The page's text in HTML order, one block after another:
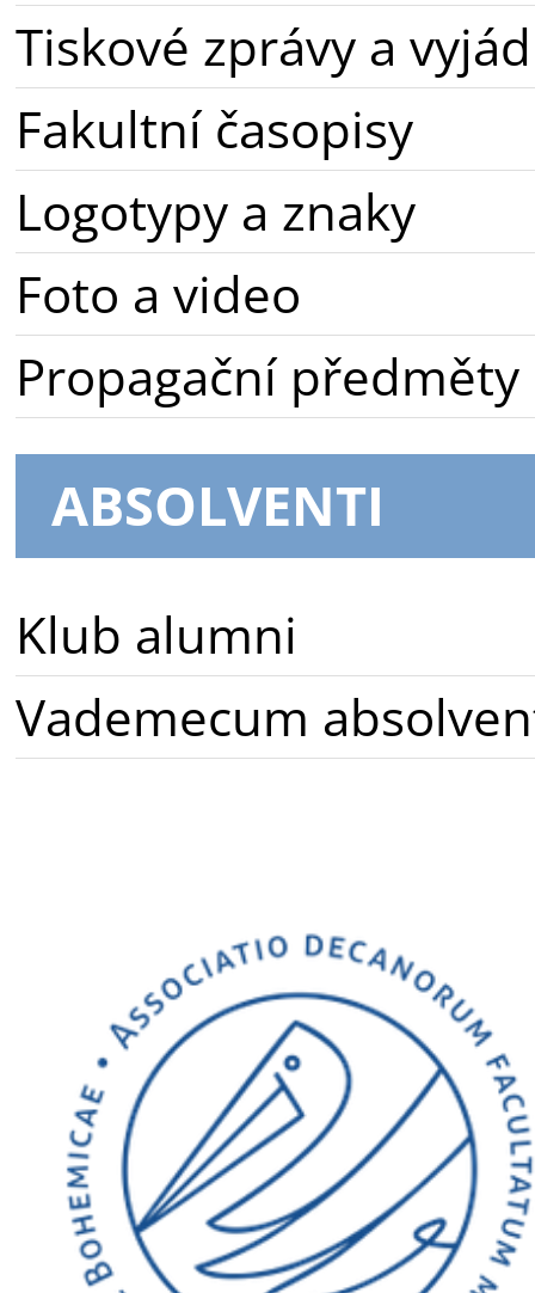
Tiskové zprávy a
Fakultní časopisy
Logotypy a znaky
Foto a video
Propagační předměty
ABSOLVENTI
Klub alumni
Vademecum